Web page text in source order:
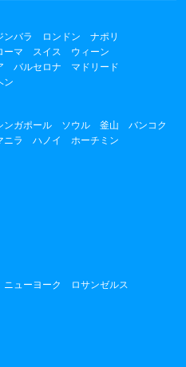
ンバラ ロンドン
ナポリ
ーマ スイス
ウィーン
バルセロナ
マドリード
ン
ンガポール ソウル 釜山
バンコク
ニラ ハノイ
ホーチミン
ニューヨーク
ロサンゼルス